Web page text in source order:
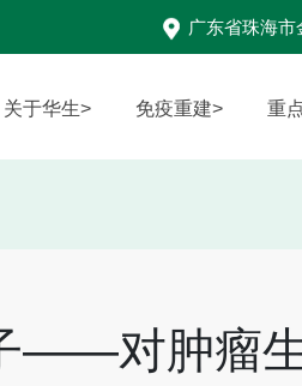
广东省珠海
关于华生> 免疫重建> 重
——对肿瘤